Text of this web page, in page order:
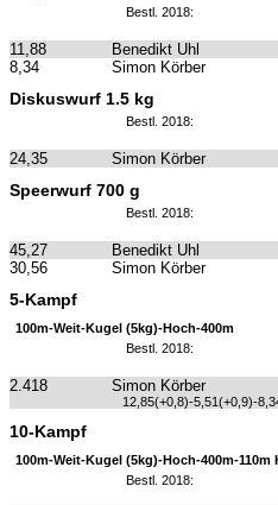
Bestl. 2018:
11,88 Benedikt Uhl
8,34
Simon Körber
Diskuswurf 1.5 kg
Bestl. 2018:
24,35 Simon Körber
Speerwurf 700 g
Bestl. 2018:
45,27 Benedikt Uhl
30,56
Simon Körber
5-Kampf
100m-Weit-Kugel (5kg)-Hoch-400m
Bestl. 2018:
2.418 Simon Körber
12,85(+0,8)-5,51(+0,9)-
10-Kampf
100m-Weit-Kugel (5kg)-Hoch-400m-
Bestl. 2018: